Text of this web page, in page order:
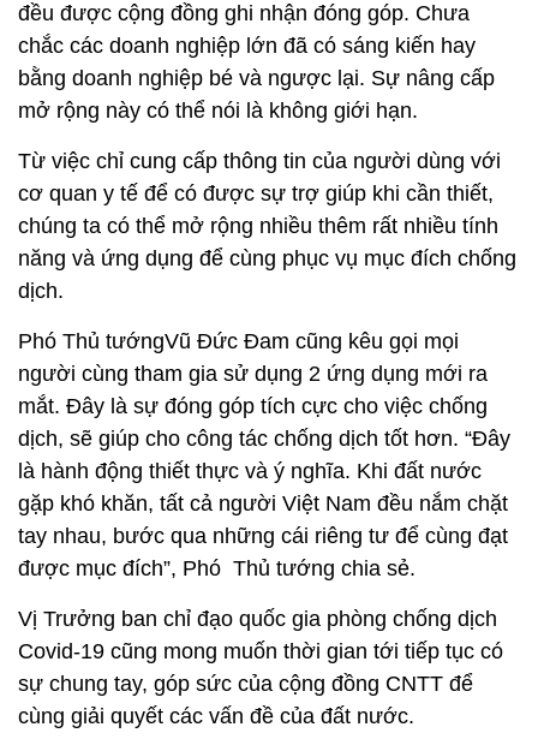
đều được cộng đồng ghi nhận đóng góp. Chưa
chắc các doanh nghiệp lớn đã có sáng kiến hay
bằng doanh nghiệp bé và ngược lại. Sự nâng cấp
mở rộng này có thể nói là không giới hạn.
Từ việc chỉ cung cấp thông tin của người dùng với
cơ quan y tế để có được sự trợ giúp khi cần thiết,
chúng ta có thể mở rộng nhiều thêm rất nhiều tính
năng và ứng dụng để cùng phục vụ mục đích chống
dịch.
Phó Thủ tướngVũ Đức Đam cũng kêu gọi mọi
người cùng tham gia sử dụng 2 ứng dụng mới ra
mắt. Đây là sự đóng góp tích cực cho việc chống
dịch, sẽ giúp cho công tác chống dịch tốt hơn. “Đây
là hành động thiết thực và ý nghĩa. Khi đất nước
gặp khó khăn, tất cả người Việt Nam đều nắm chặt
tay nhau, bước qua những cái riêng tư để cùng đạt
được mục đích”, Phó Thủ tướng chia sẻ.
Vị Trưởng ban chỉ đạo quốc gia phòng chống dịch
Covid-19 cũng mong muốn thời gian tới tiếp tục có
sự chung tay, góp sức của cộng đồng CNTT để
cùng giải quyết các vấn đề của đất nước.